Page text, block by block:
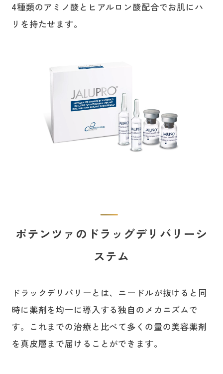
4種類のアミノ酸とヒアルロン酸配合でお肌にハ
リを持たせます。
ポテンツァのドラッグデリバリーシ
ステム
ドラックデリバリーとは、ニードルが抜けると同
時に薬剤を均一に導入する独自のメカニズムで
す。これまでの治療と比べて多くの量の美容薬剤
を真皮層まで届けることができます。